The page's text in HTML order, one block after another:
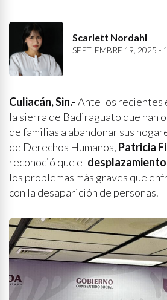
Scarlett Nordahl
SEPTIEMBRE 19, 2025 -
Culiacán, Sin.-Ante los recientes
la sierra de Badiraguato que han
de familias a abandonar sus
de Derechos Humanos, Patricia
reconoció que el
los problemas más graves que
con la desaparición de personas.